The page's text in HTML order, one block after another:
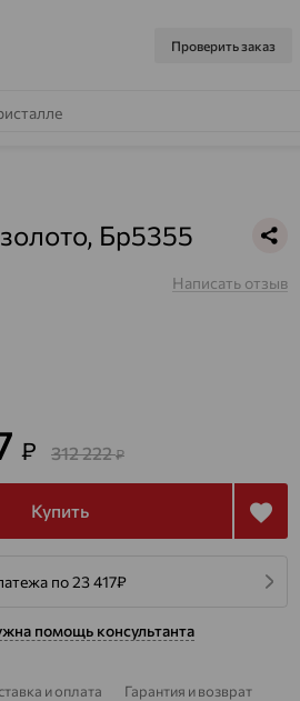
Проверить заказ
Бр5355
Написать отзыв
₽ 312 222₽
Купить
по 23 417₽
помощь консультанта
и оплата Гарантия и возврат